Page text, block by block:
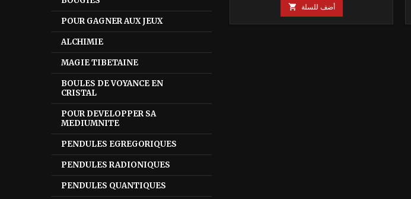
POUR GAGNER AUX JEUX
ALCHIMIE
MAGIE TIBETAINE
BOULES DE VOYANCE EN
CRISTAL
POUR DEVELOPPER SA
MEDIUMNITE
PENDULES EGREGORIQUES
PENDULES RADIONIQUES
PENDULES QUANTIQUES
Trajets...
 أضف للسلة